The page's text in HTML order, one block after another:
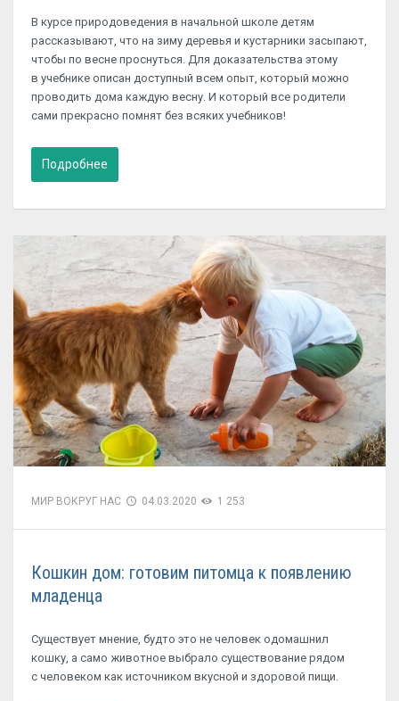
В курсе природоведения в начальной школе детям
рассказывают, что на зиму деревья и кустарники засыпают,
чтобы по весне проснуться. Для доказательства этому
в учебнике описан доступный всем опыт, который можно
проводить дома каждую весну. И который все родители
сами прекрасно помнят без всяких учебников!
Подробнее
МИР ВОКРУГ НАС 04.03.2020 1 253
Кошкин дом: готовим питомца к появлению
младенца
Существует мнение, будто это не человек одомашнил
кошку, а само животное выбрало существование рядом
с человеком как источником вкусной и здоровой пищи.